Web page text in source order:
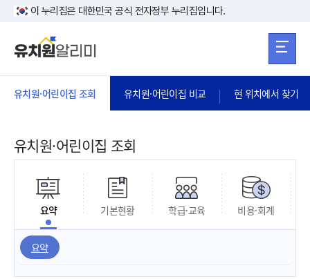
본문 바로가기
이 누리집은 대한민국 공식 전자정부 누리집입니다.
유치원·어린이집 조회 유치원·어린이집 비교 현 위치에서 찾기
유치원·어린이집 조회
요약 기본현황 학급·교육 비용·회계
요약